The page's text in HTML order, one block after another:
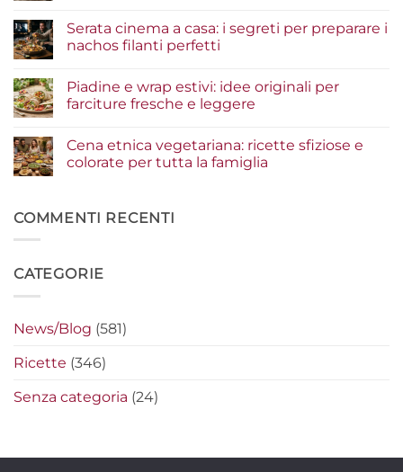
guida
ingredienti
risultato
gourmet
su
Insalate
e
condimenti
a
fanno
differenza
Serata cinema a casa: i segreti per preparare i
nachos filanti perfetti
su
Serata
cinema
i
segreti
per
filanti
perfetti
Piadine e wrap estivi: idee originali per
farciture fresche e leggere
su
Piadine
e
originali
per
leggere
Cena etnica vegetariana: ricette sfiziose e
colorate per tutta la famiglia
Cena
etnica
e
famiglia
COMMENTI RECENTI
CATEGORIE
News/Blog (581)
Ricette (346)
Senza categoria (24)